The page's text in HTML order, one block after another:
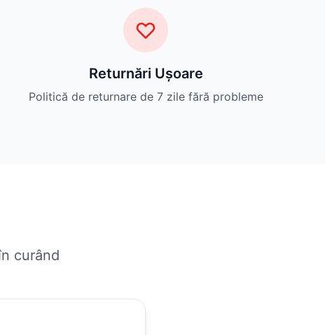
Returnări Ușoare
Politică de returnare de 7 zile fără probleme
curând